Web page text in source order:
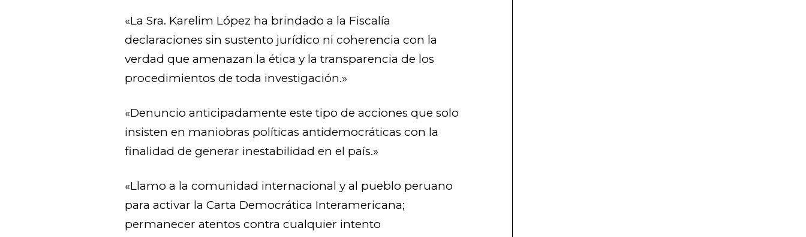
«La Sra. Karelim López ha brindado a la Fiscalía
declaraciones sin sustento jurídico ni coherencia con la
verdad que amenazan la ética y la transparencia de los
procedimientos de toda investigación.»
«Denuncio anticipadamente este tipo de acciones que solo
insisten en maniobras políticas antidemocráticas con la
finalidad de generar inestabilidad en el país.»
«Llamo a la comunidad internacional y al pueblo peruano
para activar la Carta Democrática Interamericana;
permanecer atentos contra cualquier intento